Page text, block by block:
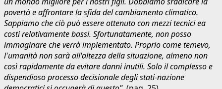
povertà e affrontare la sfida del cambiamento climatico.
Sappiamo che ciò può essere ottenuto con mezzi tecnici ea
costi relativamente bassi. Sfortunatamente, non posso
immaginare che verrà implementato. Proprio come temevo,
l'umanità non sarà all'altezza della situazione, almeno non
così rapidamente da evitare danni inutili. Solo il complesso e
dispendioso processo decisionale degli stati-nazione